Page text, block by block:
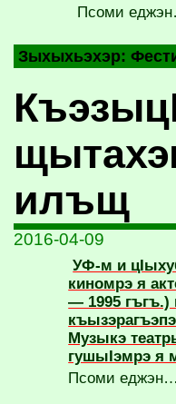
Псоми
Зыхыхьэхэр:
илъщ
2016-04-09
УФ-м и
киномрэ я
— 1995 гъгъ.)
Музыкэ
гушыIэмрэ я
Псоми